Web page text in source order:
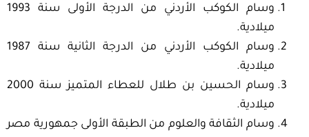
وسام الكوكب الأردني من الدرجة الأولى سنة 1993
ميلادية.
وسام الكوكب الأردني من الدرجة الثانية سنة 1987
ميلادية.
وسام الحسين بن طلال للعطاء المتميز سنة 2000
ميلادية.
وسام الثقافة والعلوم من الطبقة الأولى جمهورية مصر